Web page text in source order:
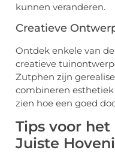
kunnen veranderen.
Creatieve
Ontdek enkele van
creatieve
Zutphen zijn
combineren
zien hoe een goed
Tips voor het
Juiste